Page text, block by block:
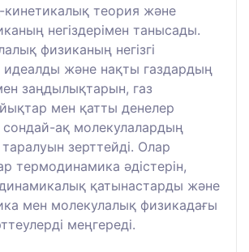
кинетикалық теория және
негіздерімен танысады.
физиканың негізгі
идеалды және нақты газдардың
заңдылықтарын, газ
мен қатты денелер
сондай-ақ молекулалардың
зерттейді. Олар
термодинамика әдістерін,
қатынастарды және
мен молекулалық физикадағы
меңгереді.